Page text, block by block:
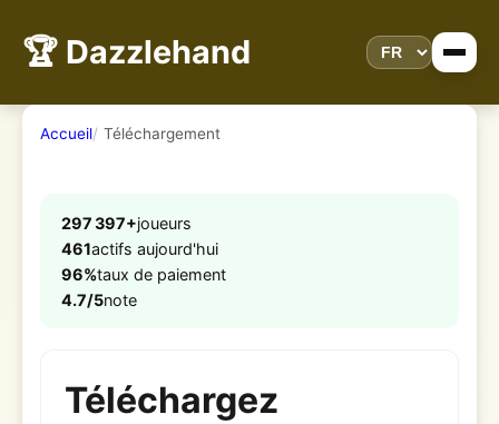
🏆 Dazzlehand
Accueil Téléchargement
297 397+joueurs
461actifs aujourd'hui
96%taux de paiement
4.7/5note
Téléchargez